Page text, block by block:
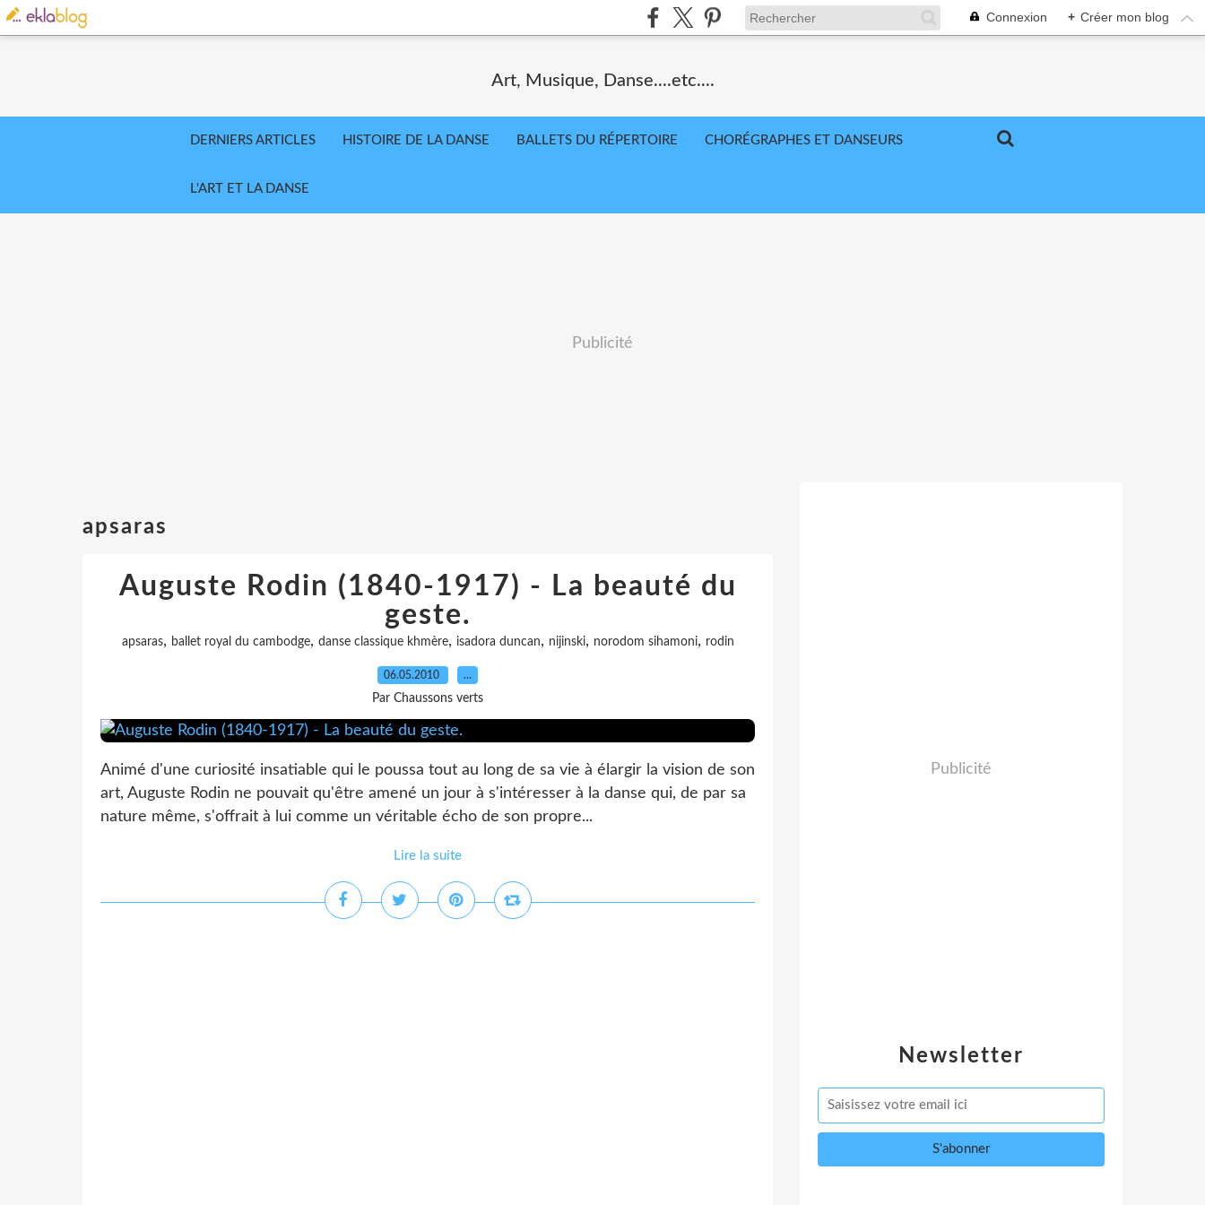
Connexion + Créer mon blog
Art, Musique, Danse....etc....
DERNIERS ARTICLES HISTOIRE DE LA DANSE BALLETS DU RÉPERTOIRE CHORÉGRAPHES ET DANSEURS
L'ART ET LA DANSE
Publicité
apsaras
Auguste Rodin (1840-1917) - La beauté du
geste.
apsaras, ballet royal du cambodge, danse classique khmère, isadora duncan, nijinski, norodom sihamoni, rodin
06.05.2010 …
Par Chaussons verts
Animé d'une curiosité insatiable qui le poussa tout au long de sa vie à élargir la vision de son
art, Auguste Rodin ne pouvait qu'être amené un jour à s'intéresser à la danse qui, de par sa
nature même, s'offrait à lui comme un véritable écho de son propre...
Lire la suite
Newsletter
Publicité